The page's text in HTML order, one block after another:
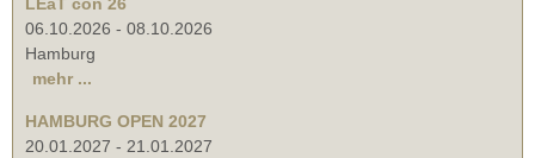
06.10.2026 - 08.10.2026
Hamburg
mehr ...
HAMBURG OPEN 2027
20.01.2027 - 21.01.2027